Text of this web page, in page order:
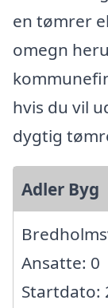
en tømrer
omegn
hvis du vil
dygtig
Adler Byg
Ansatte: 0
Startdato: